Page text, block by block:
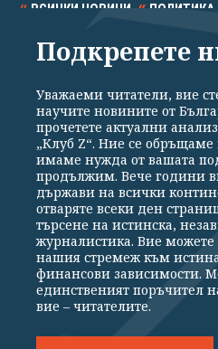
ВСИЧКИ НОВИНИ ПОЛИТИКА
СПОРТ КУЛТУРА
Общи условия
Реклама
Партньори
Екип
Издател на www.clubz.bg е „Клуб
Константинов" 3. Всички права
Препечатването на материали,
Подкрепете
Уважаеми читатели, вие
научите новините от
прочетете актуални
„Клуб Z“. Ние се обръщаме
имаме нужда от вашата
продължим. Вече години
държави на всички
отваряте всеки ден
търсене на истинска,
журналистика. Вие можете
нашия стремеж към
финансови зависимости.
единственият поръчител
вие – читателите.